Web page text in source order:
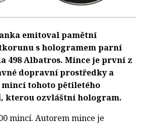
emitoval pamětní
s hologramem parní
498 Albatros. Mince je první z
dopravní prostředky a
tohoto pětiletého
kterou ozvláštní hologram.
mincí. Autorem mince je